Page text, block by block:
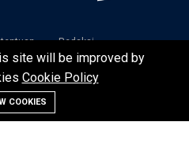
Redaksi
site will be improved by
Cookie Policy
COOKIES